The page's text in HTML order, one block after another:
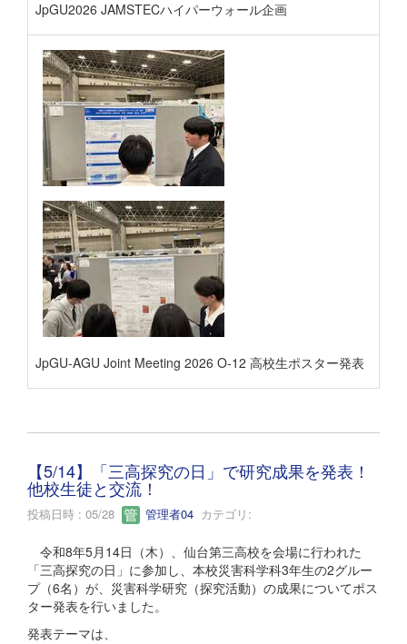
JpGU2026 JAMSTECハイパーウォール企画
JpGU-AGU Joint Meeting 2026 O-12 高校生ポスター発表
【5/14】「三高探究の日」で研究成果を発表！
他校生徒と交流！
投稿日時 : 05/28 管理者04 カテゴリ:
令和8年5月14日（木）、仙台第三高校を会場に行われた
「三高探究の日」に参加し、本校災害科学科3年生の2グルー
プ（6名）が、災害科学研究（探究活動）の成果についてポス
ター発表を行いました。
発表テーマは、